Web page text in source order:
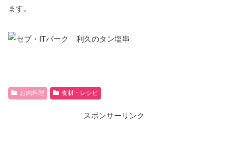
ます。
お肉料理 食材・レシピ
スポンサーリンク